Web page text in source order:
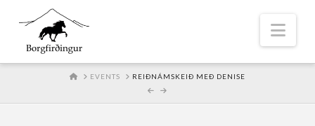
HOMEEVENTS REIÐNÁMSKEIÐ MEÐ DENISE